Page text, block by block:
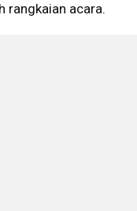
rangkaian acara.